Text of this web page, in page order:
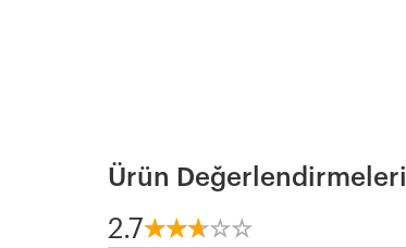
Ürün Değerlendirmeleri
2.7☆☆☆☆☆
★★★★★